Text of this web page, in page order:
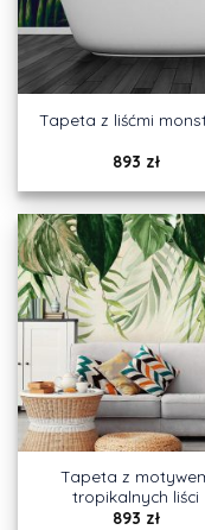
Tapeta z liśćmi
893 zł
Tapeta z
tropikalnych liści
893 zł